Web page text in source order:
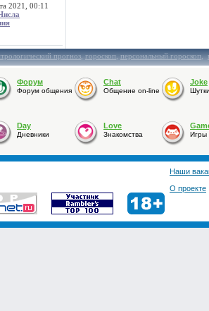
2021, 00:11
прогноз,гороскоп,персональный гороскоп,
Форум
Форум общения
Chat
Общение on-line
Joke
Day
Дневники
Love
Знакомства Игры
Наши
О проекте